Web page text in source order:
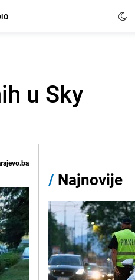
u Sky
/ Najnovije